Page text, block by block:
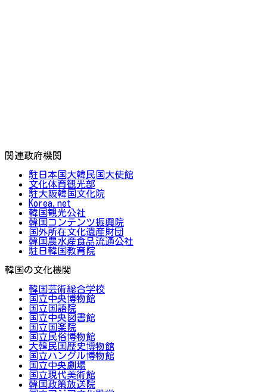
関連政府機関
駐日本国大韓民国大使館
文化体育観光部
駐大阪韓国文化院
Korea.net
韓国観光公社
韓国コンテンツ振興院
国外所在文化遺産財団
韓国農水産食品流通公社
駐日韓国教育院
韓国の文化機関
韓国芸術総合学校
国立中央博物館
国立国語院
国立中央図書館
国立国楽院
国立民俗博物館
大韓民国歴史博物館
国立ハングル博物館
国立中央劇場
国立現代美術館
韓国政策放送院